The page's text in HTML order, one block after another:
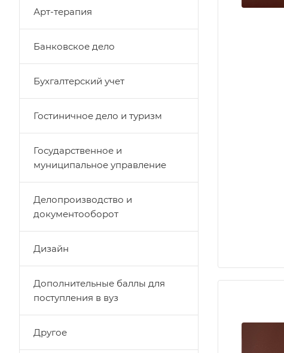
Арт-терапия
Банковское дело
Бухгалтерский учет
Гостиничное дело и туризм
Государственное и
муниципальное управление
Делопроизводство и
документооборот
Дизайн
Дополнительные баллы для
поступления в вуз
Другое